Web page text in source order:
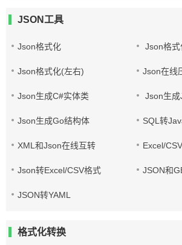
JSON工具
Json格式化 Json格
Json格式化(左右) Json在线
Json生成C#实体类 Json生
Json生成Go结构体 SQL转
XML和Json在线互转 Excel/
Json转Excel/CSV格式 JSON和
JSON转YAML
格式化转换